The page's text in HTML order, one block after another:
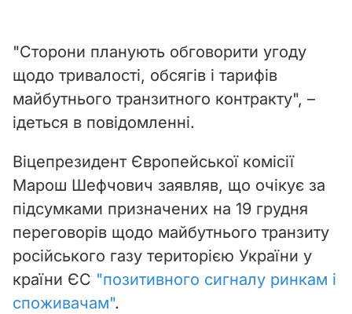
"Сторони планують обговорити угоду
щодо тривалості, обсягів і тарифів
майбутнього транзитного контракту", –
ідеться в повідомленні.
Віцепрезидент Європейської комісії
Марош Шефчович заявляв, що очікує за
підсумками призначених на 19 грудня
переговорів щодо майбутнього транзиту
російського газу територією України у
країни ЄС "позитивного сигналу ринкам і
споживачам".